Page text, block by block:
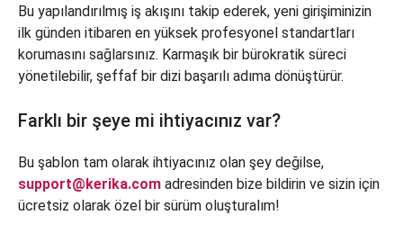
Bu yapılandırılmış iş akışını takip ederek, yeni girişiminizin
ilk günden itibaren en yüksek profesyonel standartları
korumasını sağlarsınız. Karmaşık bir bürokratik süreci
yönetilebilir, şeffaf bir dizi başarılı adıma dönüştürür.
Farklı bir şeye mi ihtiyacınız var?
Bu şablon tam olarak ihtiyacınız olan şey değilse,
support@kerika.com adresinden bize bildirin ve sizin için
ücretsiz olarak özel bir sürüm oluşturalım!